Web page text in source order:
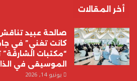
أخر المقالات
صالحة عبيد تناقش
كانت تغني” في
“مكتبات
الموسيقى في
يونيو 14, 2026